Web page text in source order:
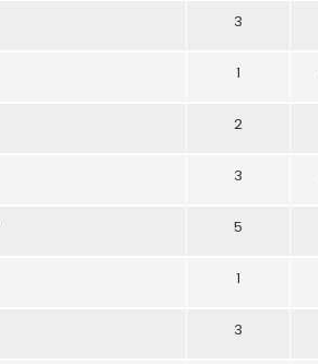
3
1
2
3
5
1
3